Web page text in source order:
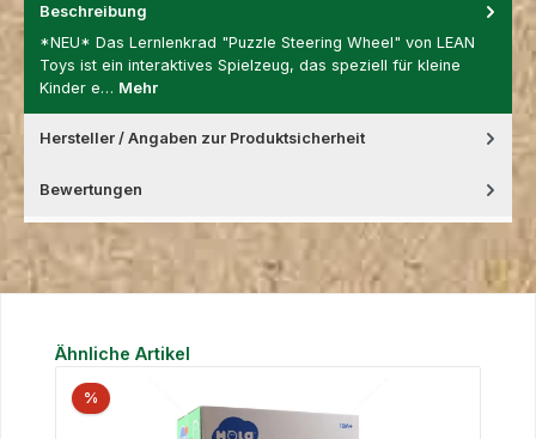
Beschreibung
*NEU* Das Lernlenkrad "Puzzle Steering Wheel" von LEAN
Toys ist ein interaktives Spielzeug, das speziell für kleine
Kinder e… Mehr
Hersteller / Angaben zur Produktsicherheit
Bewertungen
Produktgalerie überspringen
Ähnliche Artikel
%